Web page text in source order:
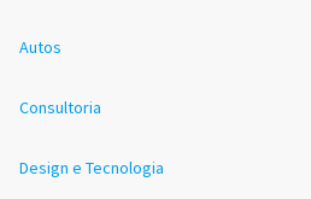
Autos
Consultoria
Design e Tecnologia